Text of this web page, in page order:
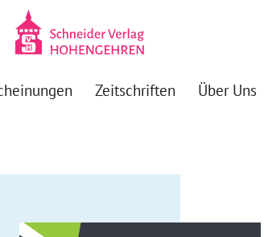
Zeitschriften Über Uns